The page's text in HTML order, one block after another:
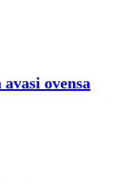
ovensa